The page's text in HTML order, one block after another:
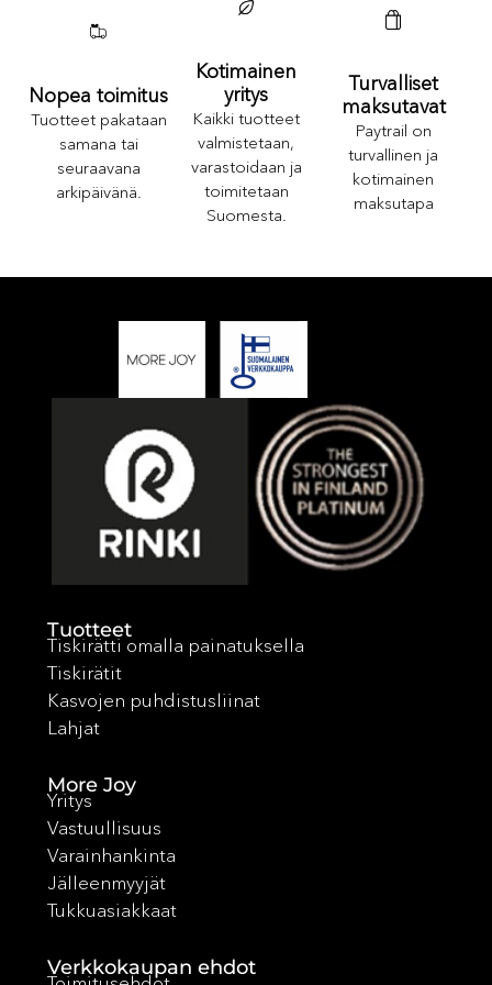
Nopea toimitus
Tuotteet pakataan
samana tai
seuraavana
arkipäivänä.
Kotimainen
yritys
Kaikki tuotteet
valmistetaan,
varastoidaan ja
toimitetaan
Suomesta.
Turvalliset
maksutavat
Paytrail on
turvallinen ja
kotimainen
maksutapa
Tuotteet
Tiskirätti omalla painatuksella
Tiskirätit
Kasvojen puhdistusliinat
Lahjat
More Joy
Yritys
Vastuullisuus
Varainhankinta
Jälleenmyyjät
Tukkuasiakkaat
Verkkokaupan ehdot